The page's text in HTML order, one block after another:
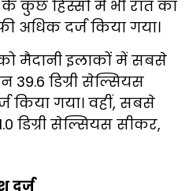
के कुछ हिस्सों में भी रात का
अधिक दर्ज किया गया।
मैदानी इलाकों में सबसे
डिग्री सेल्सियस
किया गया। वहीं, सबसे
डिग्री सेल्सियस सीकर,
दर्ज